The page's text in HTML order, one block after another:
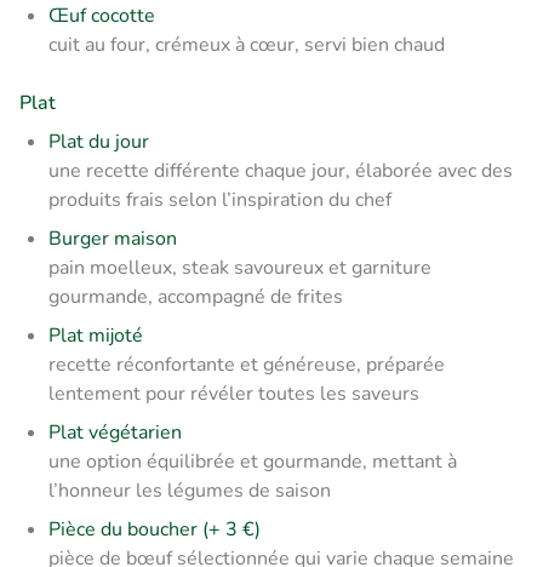
Œuf cocotte
cuit au four, crémeux à cœur, servi bien chaud
Plat
Plat du jour
une recette différente chaque jour, élaborée avec des
produits frais selon l’inspiration du chef
Burger maison
pain moelleux, steak savoureux et garniture
gourmande, accompagné de frites
Plat mijoté
recette réconfortante et généreuse, préparée
lentement pour révéler toutes les saveurs
Plat végétarien
une option équilibrée et gourmande, mettant à
l’honneur les légumes de saison
Pièce du boucher (+ 3 €)
pièce de bœuf sélectionnée qui varie chaque semaine